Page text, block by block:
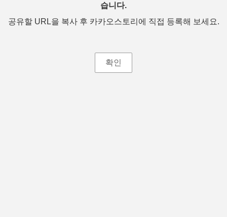
습니다.
공유할 URL을 복사 후 카카오스토리에 직접 등록해 보세요.
확인